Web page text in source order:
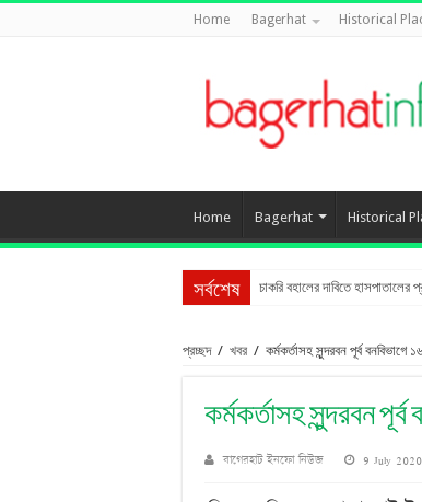
Home Bagerhat Historical
Home Bagerhat Historical
সর্বশেষ চাকরি বহালের দাবিতে হাসপাতালের
প্রচ্ছদ / খবর / কর্মকর্তাসহ সুন্দরবন পূর্ব
কর্মকর্তাসহ সুন্দরবন
বাগেরহাট ইনফো নিউজ 9 July 2020